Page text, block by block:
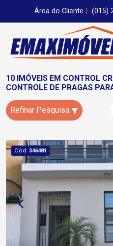
Área do Cliente (015)
10 IMÓVEIS EM CONTROL
CONTROLE DE PRAGAS
Refinar Pesquisa
Cód. 346481